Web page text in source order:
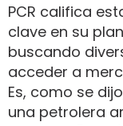
PCR califica
clave en su
buscando
acceder a
Es, como se
una petrolera